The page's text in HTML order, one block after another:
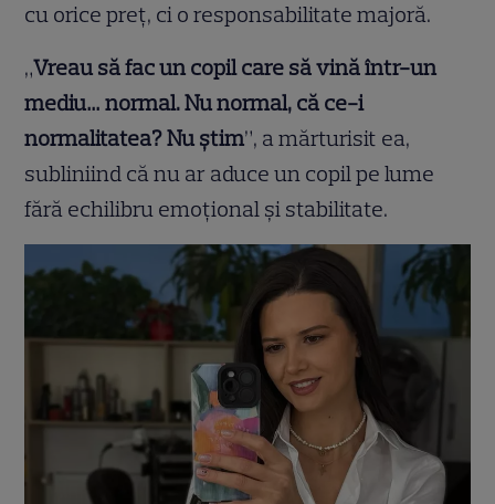
cu orice preț, ci o responsabilitate majoră.
„Vreau să fac un copil care să vină într-un
mediu… normal. Nu normal, că ce-i
normalitatea? Nu știm”, a mărturisit ea,
subliniind că nu ar aduce un copil pe lume
fără echilibru emoțional și stabilitate.